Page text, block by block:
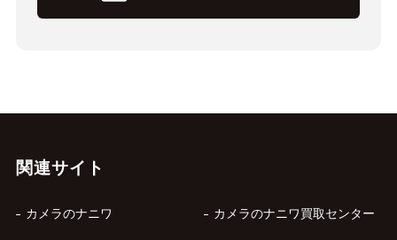
関連サイト
カメラのナニワ カメラのナニワ買取センター